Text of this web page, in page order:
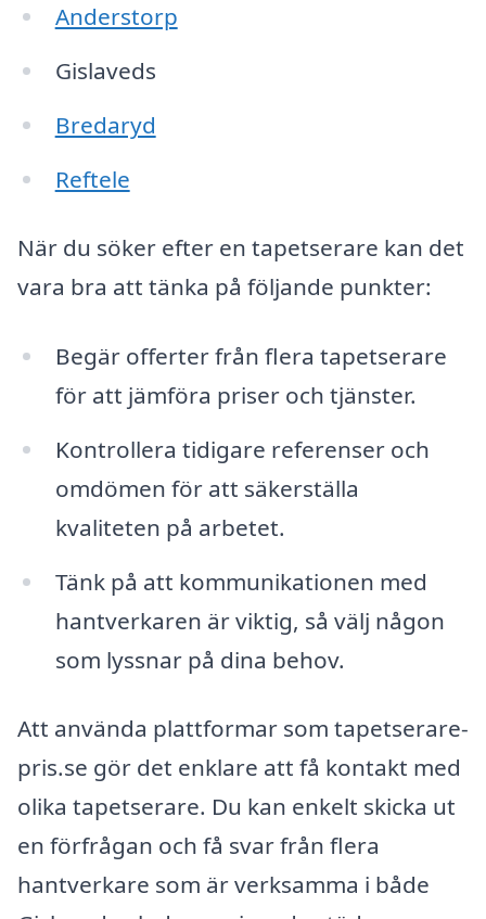
Anderstorp
Gislaveds
Bredaryd
Reftele
När du söker efter en tapetserare kan det
vara bra att tänka på följande punkter:
Begär offerter från flera tapetserare
för att jämföra priser och tjänster.
Kontrollera tidigare referenser och
omdömen för att säkerställa
kvaliteten på arbetet.
Tänk på att kommunikationen med
hantverkaren är viktig, så välj någon
som lyssnar på dina behov.
Att använda plattformar som tapetserare-
pris.se gör det enklare att få kontakt med
olika tapetserare. Du kan enkelt skicka ut
en förfrågan och få svar från flera
hantverkare som är verksamma i både